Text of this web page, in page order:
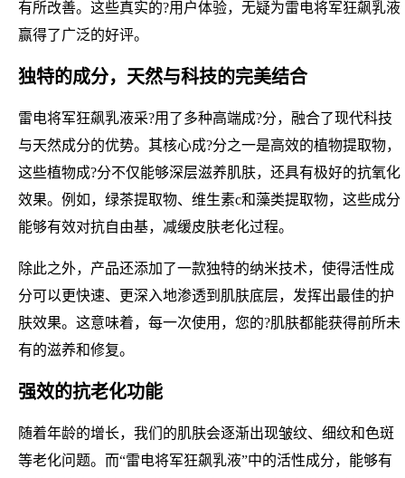
有所改善。这些真实的?用户体验，无疑为雷电将军狂飙乳液
赢得了广泛的好评。
独特的成分，天然与科技的完美结合
雷电将军狂飙乳液采?用了多种高端成?分，融合了现代科技
与天然成分的优势。其核心成?分之一是高效的植物提取物，
这些植物成?分不仅能够深层滋养肌肤，还具有极好的抗氧化
效果。例如，绿茶提取物、维生素c和藻类提取物，这些成分
能够有效对抗自由基，减缓皮肤老化过程。
除此之外，产品还添加了一款独特的纳米技术，使得活性成
分可以更快速、更深入地渗透到肌肤底层，发挥出最佳的护
肤效果。这意味着，每一次使用，您的?肌肤都能获得前所未
有的滋养和修复。
强效的抗老化功能
随着年龄的增长，我们的肌肤会逐渐出现皱纹、细纹和色斑
等老化问题。而“雷电将军狂飙乳液”中的活性成分，能够有